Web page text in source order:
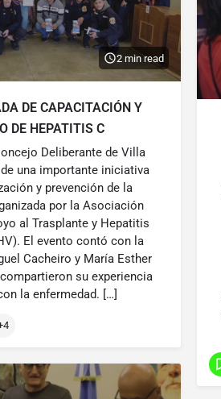
2 min read
DE CAPACITACIÓN Y
DE HEPATITIS C
Deliberante de Villa
una importante iniciativa
y prevención de la
por la Asociación
al Trasplante y Hepatitis
El evento contó con la
Cacheiro y María Esther
su experiencia
la enfermedad. […]